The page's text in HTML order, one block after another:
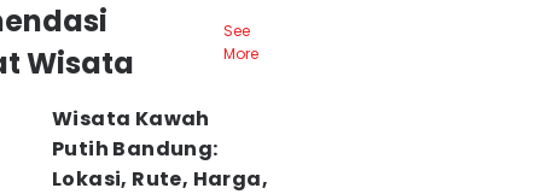
Wisata
See
More
Wisata Kawah
Putih Bandung:
Lokasi, Rute, Harga,